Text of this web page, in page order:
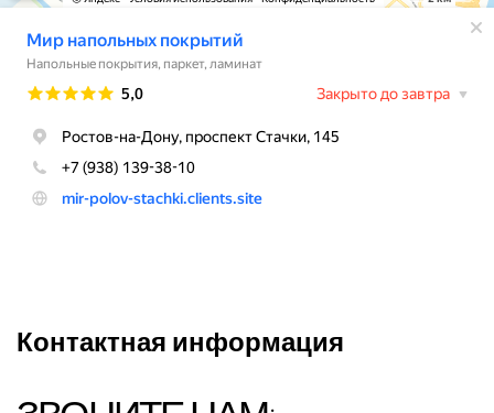
Контактная информация